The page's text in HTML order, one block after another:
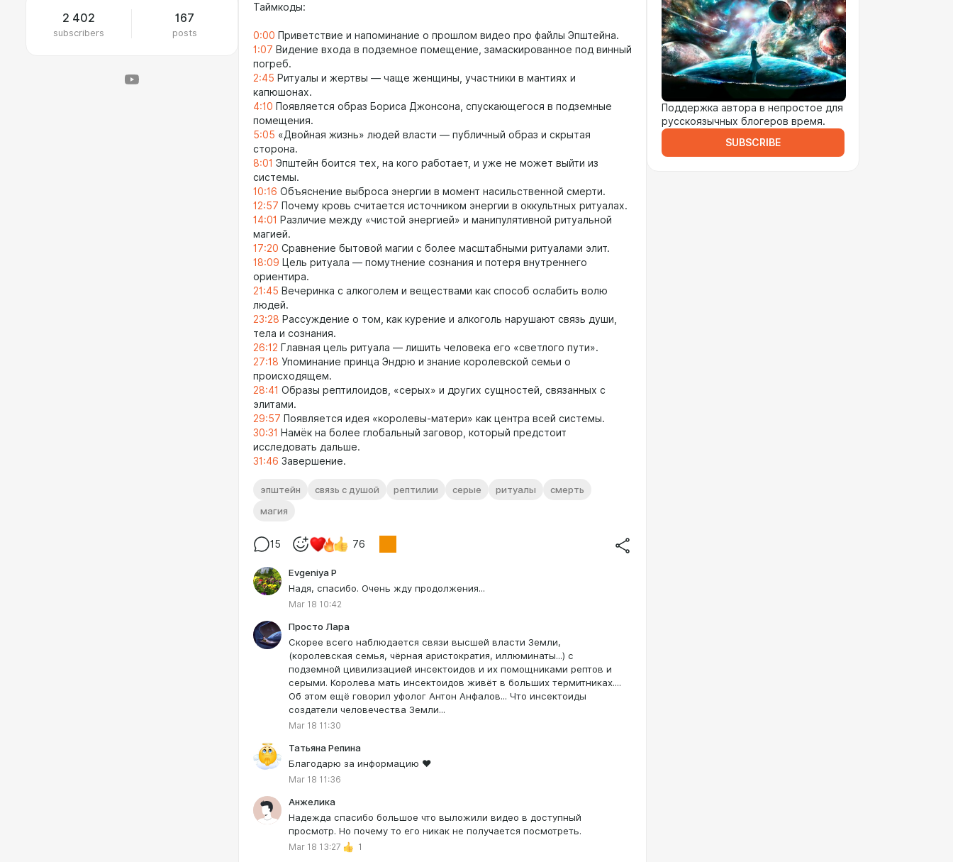
2 402
subscribers
167
posts
Таймкоды:
0:00 Приветствие и напоминание о прошлом видео про файлы Эпштейна.
1:07 Видение входа в подземное помещение, замаскированное под винный
погреб.
2:45 Ритуалы и жертвы — чаще женщины, участники в мантиях и
капюшонах.
4:10 Появляется образ Бориса Джонсона, спускающегося в подземные
помещения.
5:05 «Двойная жизнь» людей власти — публичный образ и скрытая
сторона.
8:01 Эпштейн боится тех, на кого работает, и уже не может выйти из
системы.
10:16 Объяснение выброса энергии в момент насильственной смерти.
12:57 Почему кровь считается источником энергии в оккультных ритуалах.
14:01 Различие между «чистой энергией» и манипулятивной ритуальной
магией.
17:20 Сравнение бытовой магии с более масштабными ритуалами элит.
18:09 Цель ритуала — помутнение сознания и потеря внутреннего
ориентира.
21:45 Вечеринка с алкоголем и веществами как способ ослабить волю
людей.
23:28 Рассуждение о том, как курение и алкоголь нарушают связь души,
тела и сознания.
26:12 Главная цель ритуала — лишить человека его «светлого пути».
27:18 Упоминание принца Эндрю и знание королевской семьи о
происходящем.
28:41 Образы рептилоидов, «серых» и других сущностей, связанных с
элитами.
29:57 Появляется идея «королевы-матери» как центра всей системы.
30:31 Намёк на более глобальный заговор, который предстоит
исследовать дальше.
31:46 Завершение.
эпштейн связь с душой рептилии серые ритуалы
смерть
магия
15 76
Evgeniya P
Надя, спасибо. Очень жду продолжения...
Mar 18 10:42
Просто Лара
Скорее всего наблюдается связи высшей власти Земли,
(королевская семья, чёрная аристократия, иллюминаты...) с
подземной цивилизацией инсектоидов и их помощниками рептов и
серыми. Королева мать инсектоидов живёт в больших термитниках....
Об этом ещё говорил уфолог Антон Анфалов... Что инсектоиды
создатели человечества Земли...
Mar 18 11:30
Татьяна Репина
Благодарю за информацию ❤️
Mar 18 11:36
Анжелика
Надежда спасибо большое что выложили видео в доступный
просмотр. Но почему то его никак не получается посмотреть.
Mar 18 13:27 1
Поддержка автора в непростое для
русскоязычных блогеров время.
SUBSCRIBE